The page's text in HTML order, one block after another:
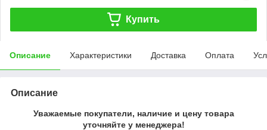
Купить
Описание Характеристики Доставка Оплата
Описание
Уважаемые покупатели, наличие и цену товара
уточняйте у менеджера!